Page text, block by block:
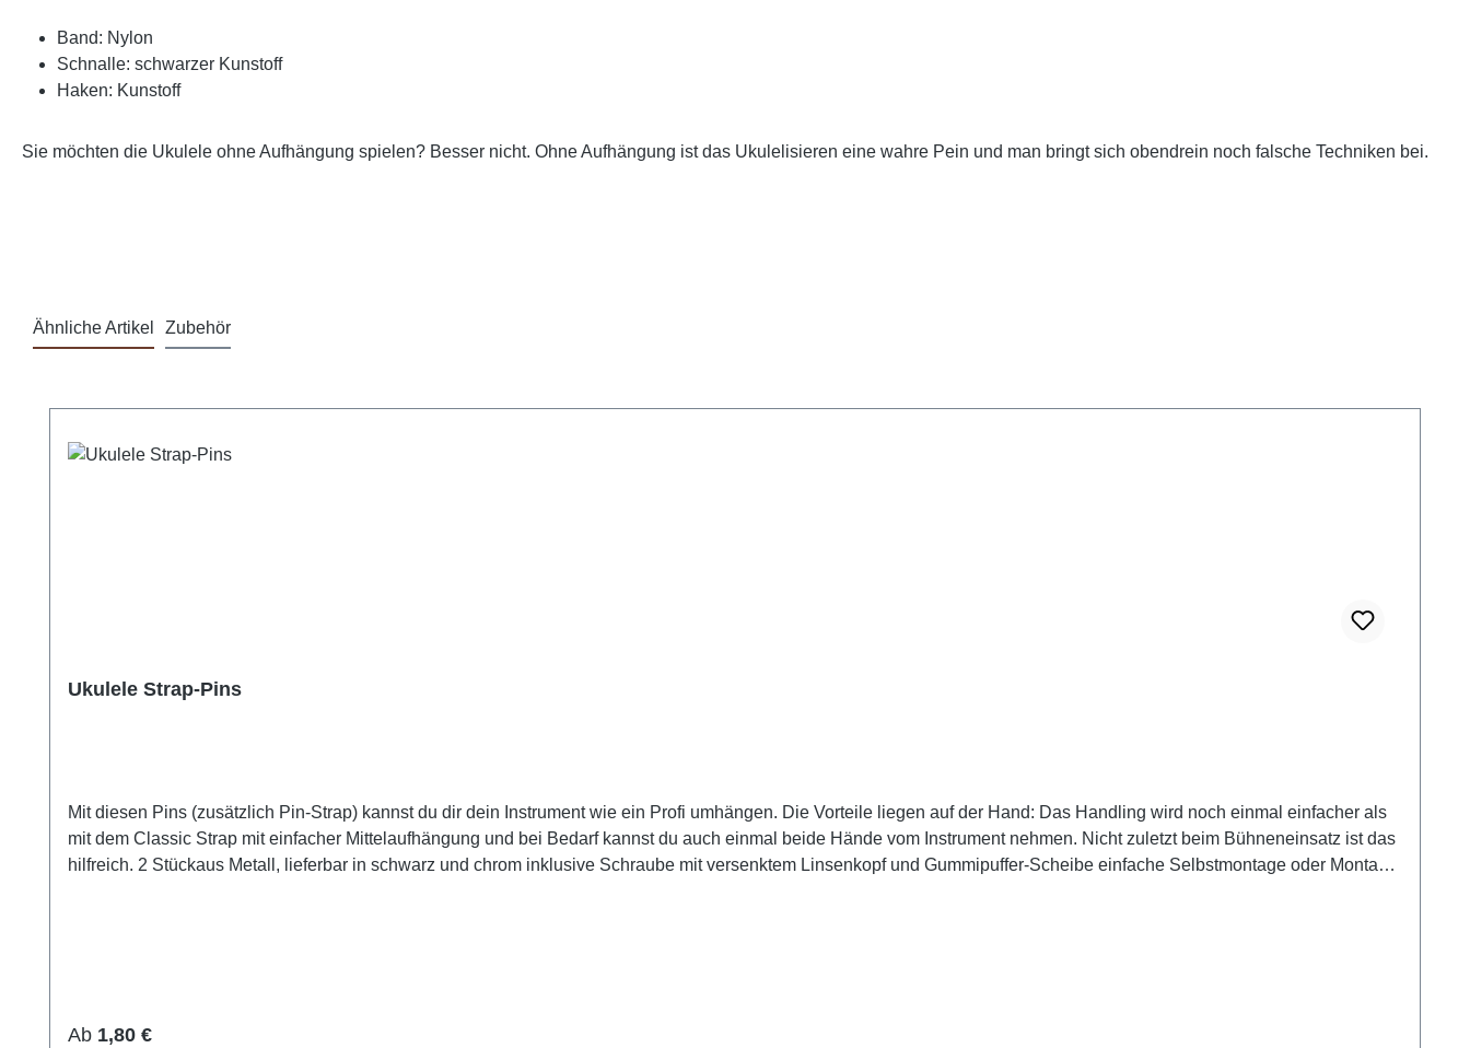
Band: Nylon
Schnalle: schwarzer Kunstoff
Haken: Kunstoff
Sie möchten die Ukulele ohne Aufhängung spielen? Besser nicht. Ohne Aufhängung ist das Ukulelisieren eine wahre Pein und man bringt sich obendrein noch falsche Techniken bei.
Ähnliche Artikel Zubehör
Ukulele Strap-Pins
Mit diesen Pins (zusätzlich Pin-Strap) kannst du dir dein Instrument wie ein Profi umhängen. Die Vorteile liegen auf der Hand: Das Handling wird noch einmal einfacher als
mit dem Classic Strap mit einfacher Mittelaufhängung und bei Bedarf kannst du auch einmal beide Hände vom Instrument nehmen. Nicht zuletzt beim Bühneneinsatz ist das
hilfreich. 2 Stückaus Metall, lieferbar in schwarz und chrom inklusive Schraube mit versenktem Linsenkopf und Gummipuffer-Scheibe einfache Selbstmontage oder Montage
Regulärer Preis:
Ab 1,80 €